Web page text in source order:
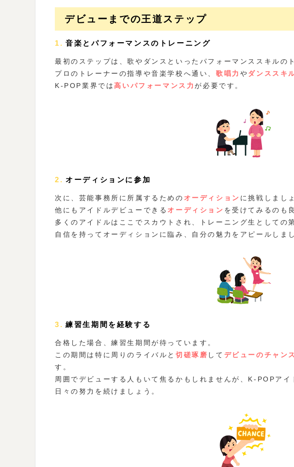
デビューまでの王道ステップ
1.音楽とパフォーマンスのトレーニング
最初のステップは、歌やダンスといったパフォーマンススキルの
プロのトレーナーの指導や音楽学校へ通い、歌唱力 やダンススキ
K-POP業界では高いパフォーマンス力が必要です。
2.オーディションに参加
次に、芸能事務所に所属するための オーディション に挑戦しまし
他にもアイドルデビューできる オーディション を受けてみるのも
多くのアイドルはここでスカウトされ、トレーニング生としての
自信を持ってオーディションに臨み、自分の魅力をアピールしま
3.練習生期間を経験する
合格した場合、練習生期間が待っています。
この期間は特に周りのライバルと 切磋琢磨 して デビューのチャンス
す。
周囲でデビューする人もいて焦るかもしれませんが、K-POPアイ
日々の努力を続けましょう。